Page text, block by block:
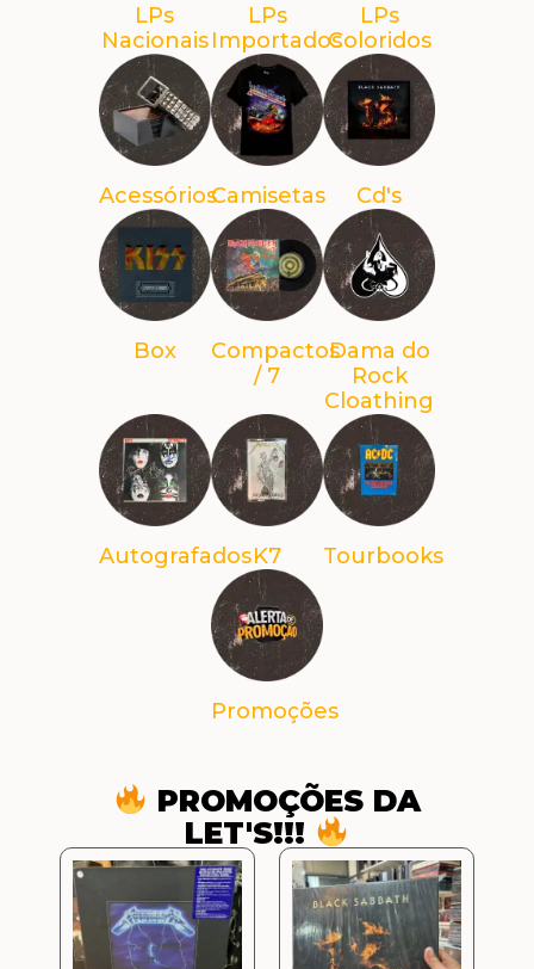
LPs
Nacionais
LPs
Importados
LPs
Coloridos
AcessóriosCamisetas Cd's
Box
Compactos
/ 7
Dama do
Rock
Cloathing
AutografadosK7 Tourbooks
Promoções
PROMOÇÕES DA
LET'S!!!